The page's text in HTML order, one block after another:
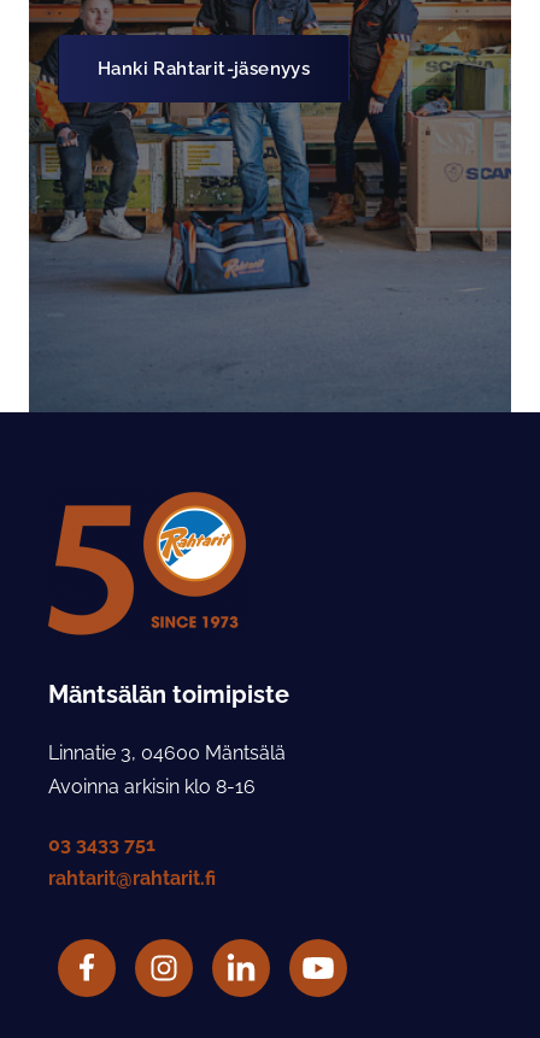
Hanki Rahtarit-jäsenyys
Mäntsälän toimipiste
Linnatie 3, 04600 Mäntsälä
Avoinna arkisin klo 8-16
03 3433 751
rahtarit@rahtarit.fi
FacebookRahtarit ry Instagram-tili
LinkedIn Rahtarit ry YouTube-tili